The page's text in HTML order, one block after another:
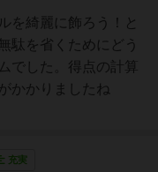
を綺麗に飾ろう！と
駄を省くためにどう
でした。得点の計算
かかりましたね
充実